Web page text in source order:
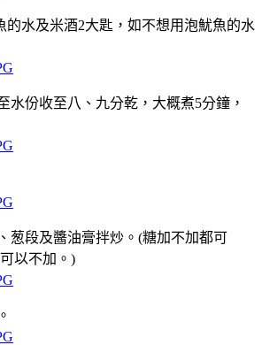
的水及米酒2大匙，如不想用泡魷魚的水
水份收至八、九分乾，大概煮5分鐘，
葱段及醬油膏拌炒。(糖加不加都可
以不加。)